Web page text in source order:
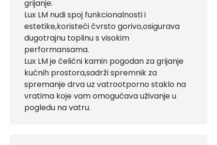
grijanje.
Lux LM nudi spoj funkcionalnosti i
estetike,koristeći čvrsto gorivo,osigurava
dugotrajnu toplinu s visokim
performansama.
Lux LM je čelični kamin pogodan za grijanje
kućnih prostora,sadrži spremnik za
spremanje drva uz vatrootporno staklo na
vratima koje vam omogućava uživanje u
pogledu na vatru.